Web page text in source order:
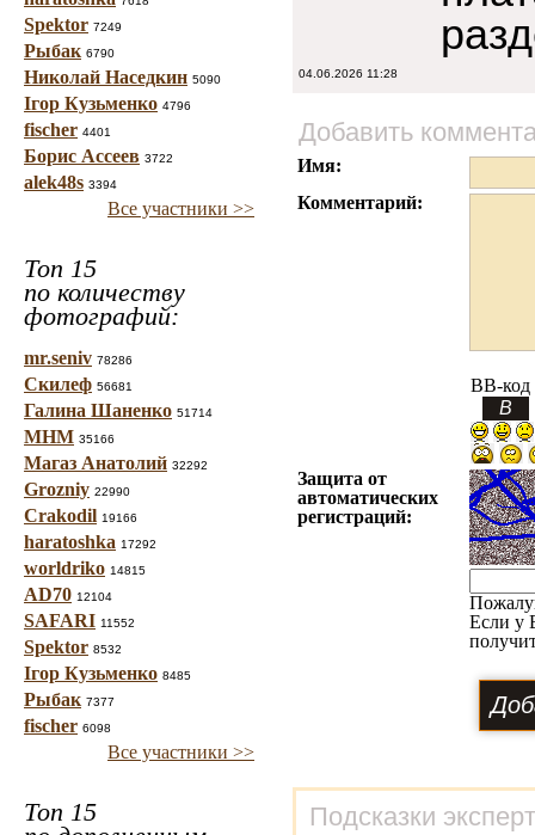
Spektor 7249
Рыбак 6790
Николай Наседкин 5090
Ігор Кузьменко 4796
fischer 4401
Борис Ассеев 3722
alek48s 3394
Все участники >>
Топ 15
по количеству
фотографий:
mr.seniv 78286
Скилеф 56681
Галина Шаненко 51714
МНМ 35166
Магаз Анатолий 32292
Grozniy 22990
Crakodil 19166
haratoshka 17292
worldriko 14815
AD70 12104
SAFARI 11552
Spektor 8532
Ігор Кузьменко 8485
Рыбак 7377
fischer 6098
Все участники >>
Топ 15
04.06.2026 11:28
Добавить
Имя:
Комментарий:
BB-код
Защита от
автоматических
регистраций:
Если у
Подсказки